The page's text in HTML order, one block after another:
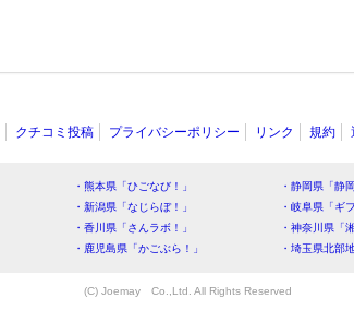
クチコミ投稿 プライバシーポリシー リンク 規約
・熊本県「ひごなび！」 ・静岡県「静
・新潟県「なじらぼ！」 ・岐阜県「ギ
・香川県「さんラボ！」 ・神奈川県「
・鹿児島県「かごぶら！」 ・埼玉県北部
(C) Joemay Co.,Ltd. All Rights Reserved